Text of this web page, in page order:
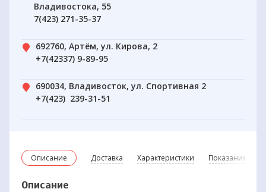
Описание Доставка Характеристики Показания и
Описание
Владивостока, 55
7(423) 271-35-37
692760, Артём, ул. Кирова, 2
+7(42337) 9-89-95
690034, Владивосток, ул. Спортивная 2
+7(423) 239-31-51